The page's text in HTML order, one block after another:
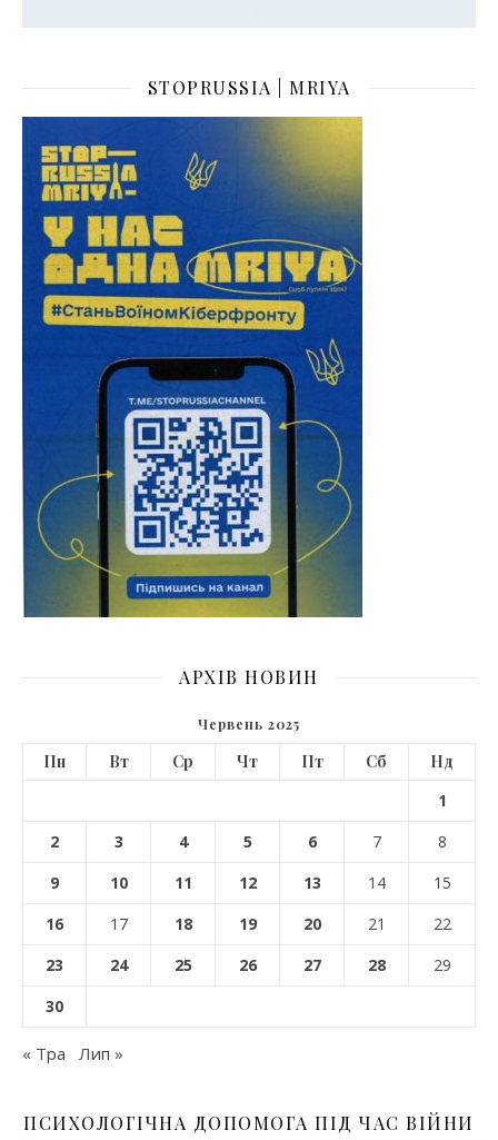
STOPRUSSIA | MRIYA
АРХІВ НОВИН
Червень 2025
Пн Вт Ср Чт Пт Сб
Нд
1
2
3 4 5 6 7
8
9
10 11 12 13 14
15
16
17 18 19 20 21
22
23
24 25 26 27 28
29
30
« Тра Лип »
ПСИХОЛОГІЧНА ДОПОМОГА ПІД ЧАС ВІЙНИ